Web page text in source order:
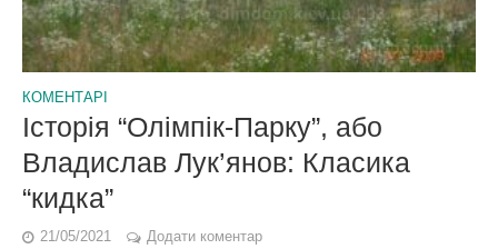
КОМЕНТАРІ
Історія “Олімпік-Парку”, або
Владислав Лук’янов: Класика
“кидка”
21/05/2021 Додати коментар